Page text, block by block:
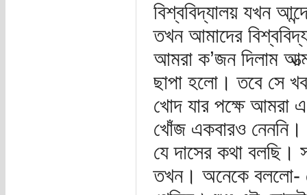
বিশ্ববিদ্যালয় যখন
তখন আমাদের
আমরা ক’জন দিলাম
ছাপা হলো। তবে সে
খোদ যার পক্ষে আমরা
খোঁজ একবারও
যে দাসের কথা বলছি।
তখন। অনেকে বললো-